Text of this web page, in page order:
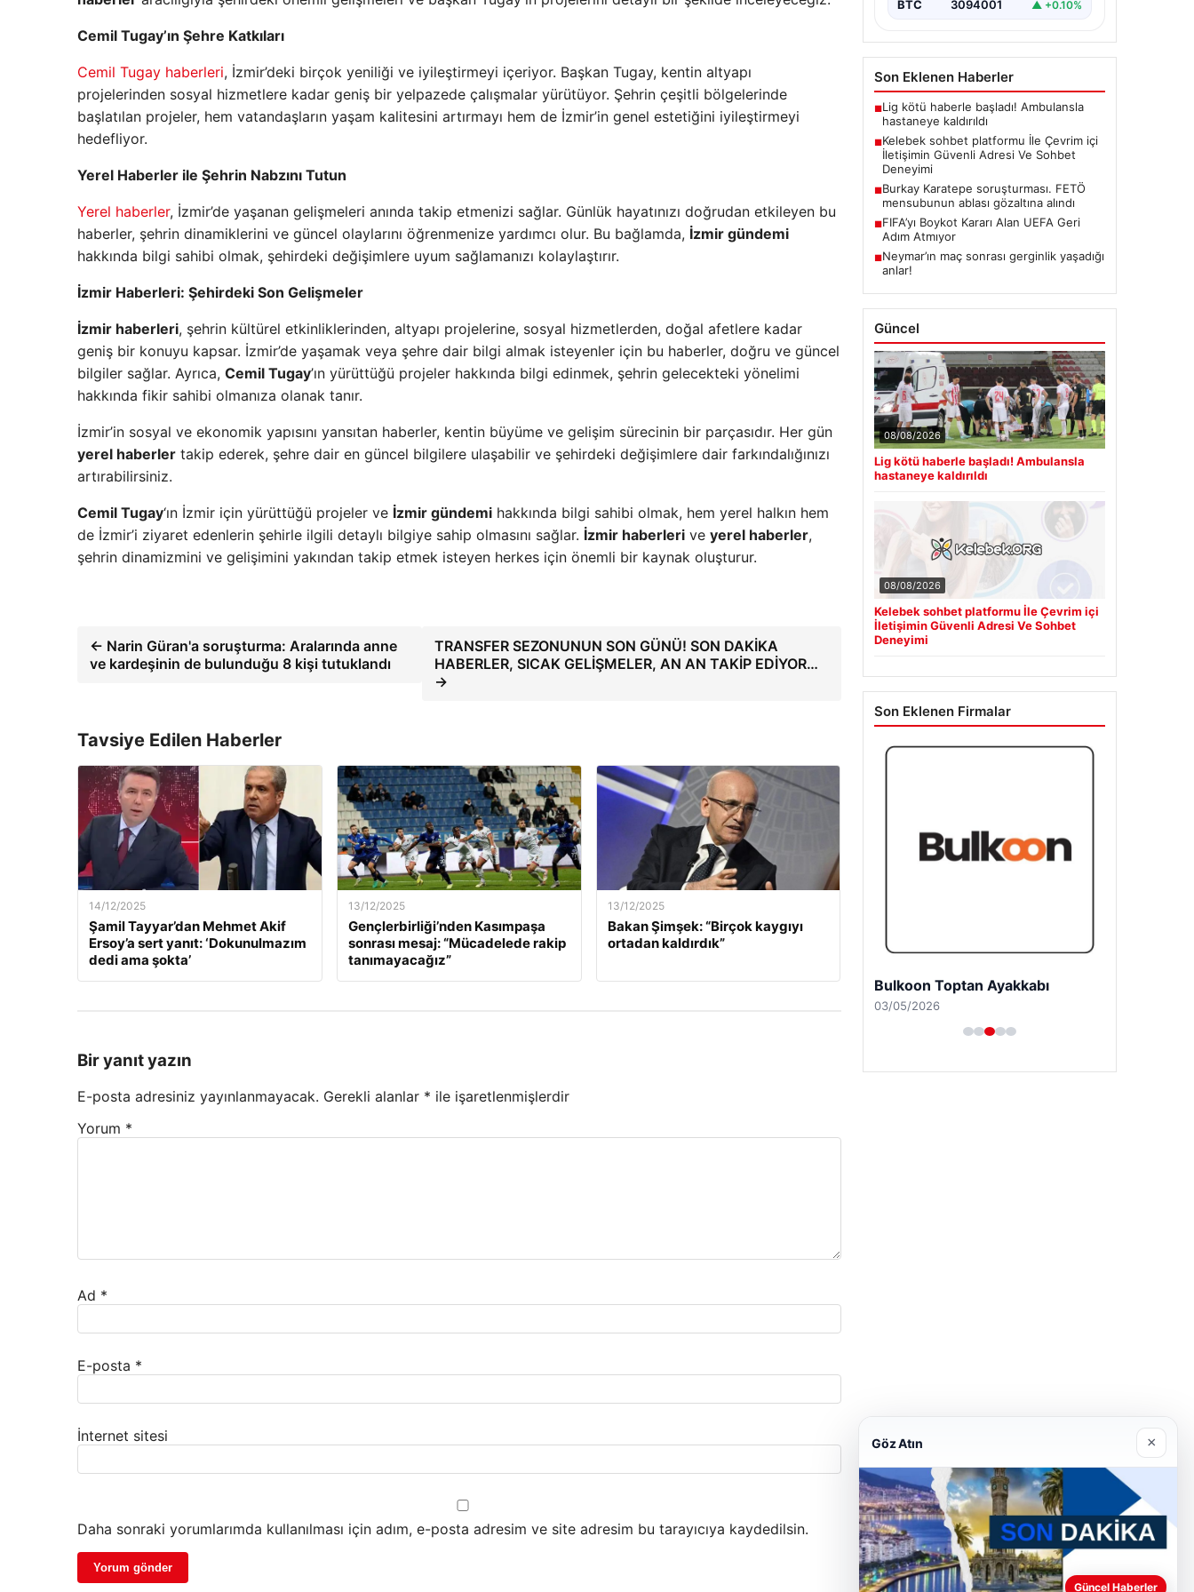
Cemil Tugay’ın Şehre Katkıları
Cemil Tugay haberleri, İzmir’deki birçok yeniliği ve iyileştirmeyi içeriyor. Başkan Tugay, kentin altyapı
projelerinden sosyal hizmetlere kadar geniş bir yelpazede çalışmalar yürütüyor. Şehrin çeşitli bölgelerinde
başlatılan projeler, hem vatandaşların yaşam kalitesini artırmayı hem de İzmir’in genel estetiğini iyileştirmeyi
hedefliyor.
Yerel Haberler ile Şehrin Nabzını Tutun
Yerel haberler, İzmir’de yaşanan gelişmeleri anında takip etmenizi sağlar. Günlük hayatınızı doğrudan etkileyen bu
haberler, şehrin dinamiklerini ve güncel olaylarını öğrenmenize yardımcı olur. Bu bağlamda, İzmir gündemi
hakkında bilgi sahibi olmak, şehirdeki değişimlere uyum sağlamanızı kolaylaştırır.
İzmir Haberleri: Şehirdeki Son Gelişmeler
İzmir haberleri, şehrin kültürel etkinliklerinden, altyapı projelerine, sosyal hizmetlerden, doğal afetlere kadar
geniş bir konuyu kapsar. İzmir’de yaşamak veya şehre dair bilgi almak isteyenler için bu haberler, doğru ve güncel
bilgiler sağlar. Ayrıca, Cemil Tugay’ın yürüttüğü projeler hakkında bilgi edinmek, şehrin gelecekteki yönelimi
hakkında fikir sahibi olmanıza olanak tanır.
İzmir’in sosyal ve ekonomik yapısını yansıtan haberler, kentin büyüme ve gelişim sürecinin bir parçasıdır. Her gün
yerel haberler takip ederek, şehre dair en güncel bilgilere ulaşabilir ve şehirdeki değişimlere dair farkındalığınızı
artırabilirsiniz.
Cemil Tugay‘ın İzmir için yürüttüğü projeler ve İzmir gündemi hakkında bilgi sahibi olmak, hem yerel halkın hem
de İzmir’i ziyaret edenlerin şehirle ilgili detaylı bilgiye sahip olmasını sağlar. İzmir haberleri ve yerel haberler,
şehrin dinamizmini ve gelişimini yakından takip etmek isteyen herkes için önemli bir kaynak oluşturur.
← Narin Güran'a soruşturma: Aralarında anne
ve kardeşinin de bulunduğu 8 kişi tutuklandı
TRANSFER SEZONUNUN SON GÜNÜ! SON DAKİKA
HABERLER, SICAK GELİŞMELER, AN AN TAKİP EDİYOR…
→
Tavsiye Edilen Haberler
14/12/2025
Şamil Tayyar’dan Mehmet Akif
Ersoy’a sert yanıt: ‘Dokunulmazım
dedi ama şokta’
13/12/2025
Gençlerbirliği’nden Kasımpaşa
sonrası mesaj: “Mücadelede rakip
tanımayacağız”
13/12/2025
Bakan Şimşek: “Birçok kaygıyı
ortadan kaldırdık”
Bir yanıt yazın
E-posta adresiniz yayınlanmayacak. Gerekli alanlar * ile işaretlenmişlerdir
Yorum *
Ad *
E-posta *
İnternet sitesi
Daha sonraki yorumlarımda kullanılması için adım, e-posta adresim ve site adresim bu tarayıcıya kaydedilsin.
BTC 3094001 ▲ +0.10%
Son Eklenen Haberler
■Lig kötü haberle başladı! Ambulansla
hastaneye kaldırıldı
■Kelebek sohbet platformu İle Çevrim içi
İletişimin Güvenli Adresi Ve Sohbet
Deneyimi
■Burkay Karatepe soruşturması. FETÖ
mensubunun ablası gözaltına alındı
■FIFA’yı Boykot Kararı Alan UEFA Geri
Adım Atmıyor
■Neymar’ın maç sonrası gerginlik yaşadığı
anlar!
Güncel
08/08/2026
Lig kötü haberle başladı! Ambulansla
hastaneye kaldırıldı
08/08/2026
Kelebek sohbet platformu İle Çevrim içi
İletişimin Güvenli Adresi Ve Sohbet
Deneyimi
Son Eklenen Firmalar
Bulkoon Toptan Ayakkabı
03/05/2026
Göz Atın ×
Güncel Haberler